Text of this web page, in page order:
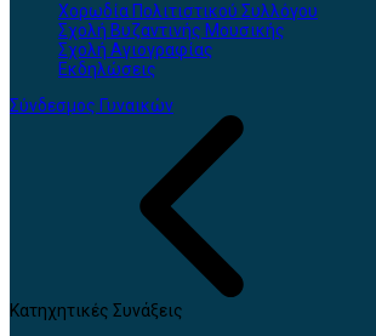
Χορωδία Πολιτιστικού Συλλόγου
Σχολή Βυζαντινής Μουσικής
Σχολή Αγιογραφίας
Εκδηλώσεις
Σύνδεσμος Γυναικών
Κατηχητικές Συνάξεις